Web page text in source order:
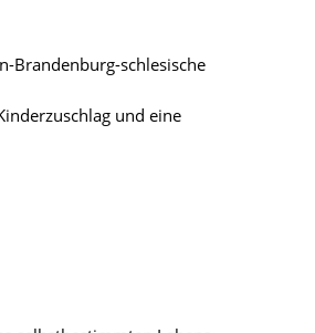
Brandenburg-schlesische
und eine